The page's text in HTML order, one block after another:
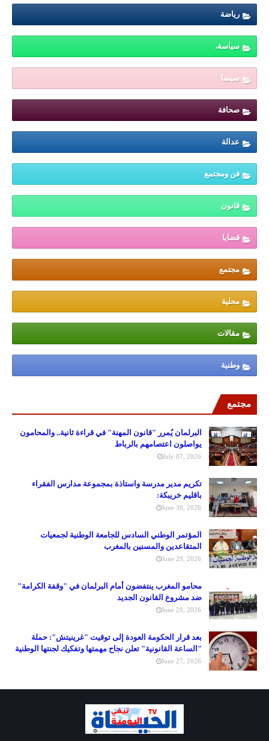
رياضة
سياسة،
سينما
صحافة
عدالة
فن ومجتمع
قانون
قضايا
مجتمع
محلية
مقالات
وطنية
مجتمع
البرلمان يُمرر "قانون المهنة" في قراءة ثانية.. والمحامون
يواصلون اعتصامهم بالرباط
July 07, 2026
تكريم مدير مدرسة واستاذة بمجموعة مدارس الفقراء
باقليم خريبكة:
June 30, 2026
المؤتمر الوطني السادس للجامعة الوطنية لجمعيات
المتقاعدين والمسنين بالمغرب
June 29, 2026
محامو المغرب ينتفضون أمام البرلمان في "وقفة الكرامة"
ضد مشروع القانون الجديد
June 29, 2026
بعد قرار الحكومة العودة إلى توقيت "غرينيتش": حملة
"الساعة القانونية" تعلن نجاح مهمتها وتفكيك لجنتها الوطنية
June 27, 2026